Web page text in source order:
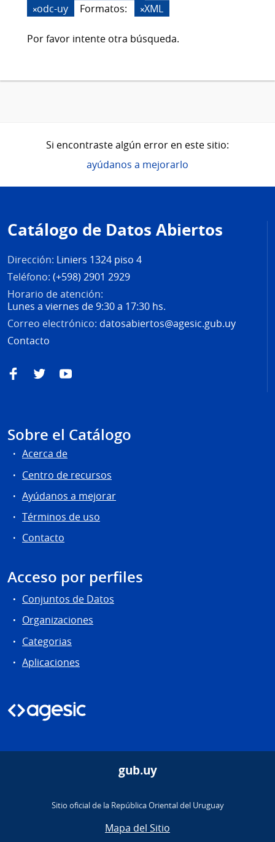
odc-uy
Formatos: XML
Por favor intente otra búsqueda.
Si encontraste algún error en este sitio:
ayúdanos a mejorarlo
de
página
Catálogo de Datos Abiertos
Dirección: Liniers 1324 piso 4
Teléfono: (+598) 2901 2929
Horario de atención:
Lunes a viernes de 9:30 a 17:30 hs.
Correo electrónico: datosabiertos@agesic.gub.uy
Contacto
FacebookTwitterYouTube
Sobre el Catálogo
Acerca de
Centro de recursos
Ayúdanos a mejorar
Términos de uso
Contacto
Acceso por perfiles
Conjuntos de Datos
Organizaciones
Categorias
Aplicaciones
gub.uy
Sitio oficial de la República Oriental del Uruguay
Mapa del Sitio